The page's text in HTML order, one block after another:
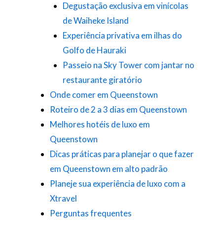
Degustação exclusiva em vinícolas
de Waiheke Island
Experiência privativa em ilhas do
Golfo de Hauraki
Passeio na Sky Tower com jantar no
restaurante giratório
Onde comer em Queenstown
Roteiro de 2 a 3 dias em Queenstown
Melhores hotéis de luxo em
Queenstown
Dicas práticas para planejar o que fazer
em Queenstown em alto padrão
Planeje sua experiência de luxo com a
Xtravel
Perguntas frequentes